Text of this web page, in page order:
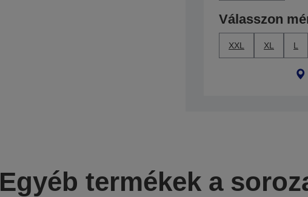
Válasszon
XXL XL L
Egyéb termékek a